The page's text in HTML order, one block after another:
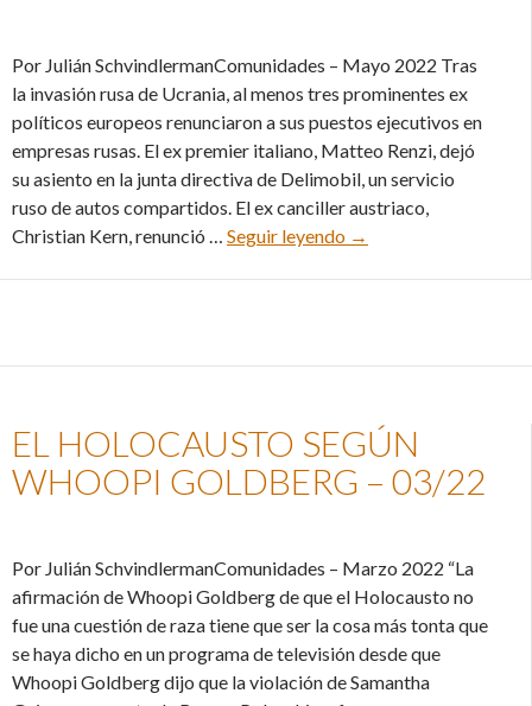
Por Julián SchvindlermanComunidades – Mayo 2022 Tras
la invasión rusa de Ucrania, al menos tres prominentes ex
políticos europeos renunciaron a sus puestos ejecutivos en
empresas rusas. El ex premier italiano, Matteo Renzi, dejó
su asiento en la junta directiva de Delimobil, un servicio
ruso de autos compartidos. El ex canciller austriaco,
Christian Kern, renunció … Seguir leyendo Alemania entre
→
EL HOLOCAUSTO SEGÚN
WHOOPI GOLDBERG – 03/22
Por Julián SchvindlermanComunidades – Marzo 2022 “La
afirmación de Whoopi Goldberg de que el Holocausto no
fue una cuestión de raza tiene que ser la cosa más tonta que
se haya dicho en un programa de televisión desde que
Whoopi Goldberg dijo que la violación de Samantha